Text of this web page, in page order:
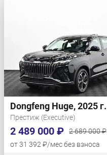
Dongfeng Huge, 2025 г.
Престиж (Executive)
2 489 000 ₽
2 689 000 ₽
от 31 392 ₽/мес без взноса